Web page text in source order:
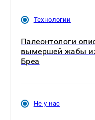
Технологии
Палеонтологи
вымершей жабы
Бреа
Не у нас